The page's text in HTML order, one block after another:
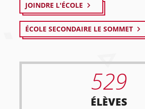
JOINDRE L'ÉCOLE
ÉCOLE SECONDAIRE LE SOMMET
529
ÉLÈVES